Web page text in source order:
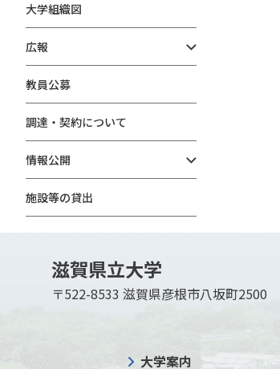
大学組織図
広報
教員公募
調達・契約について
情報公開
施設等の貸出
滋賀県立大学
〒522-8533 滋賀県彦根市八坂町2500
大学案内